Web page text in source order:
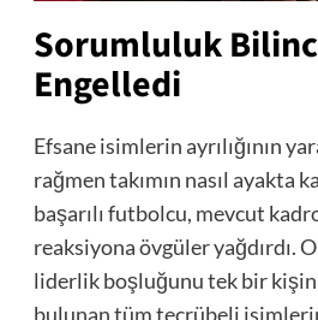
Sorumluluk
Engelledi
Efsane isimlerin ayrılığının
rağmen takımın nasıl ayakta
başarılı futbolcu, mevcut
reaksiyona övgüler yağdırdı.
liderlik boşluğunu tek bir
bulunan tüm tecrübeli